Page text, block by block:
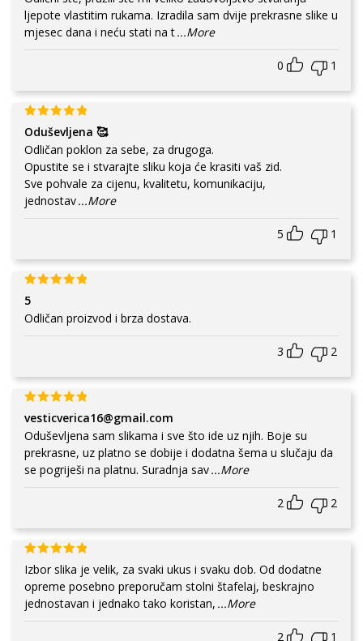
ljepote vlastitim rukama. Izradila sam dvije prekrasne slike u
mjesec dana i neću stati na t...More
0 1
Oduševljena 🥰
Odličan poklon za sebe, za drugoga.
Opustite se i stvarajte sliku koja će krasiti vaš zid.
Sve pohvale za cijenu, kvalitetu, komunikaciju,
jednostav...More
5 1
5
Odličan proizvod i brza dostava.
3 2
vesticverica16@gmail.com
Oduševljena sam slikama i sve što ide uz njih. Boje su
prekrasne, uz platno se dobije i dodatna šema u slučaju da
se pogriješi na platnu. Suradnja sav...More
2 2
Izbor slika je velik, za svaki ukus i svaku dob. Od dodatne
opreme posebno preporučam stolni štafelaj, beskrajno
jednostavan i jednako tako koristan, ...More
2 1